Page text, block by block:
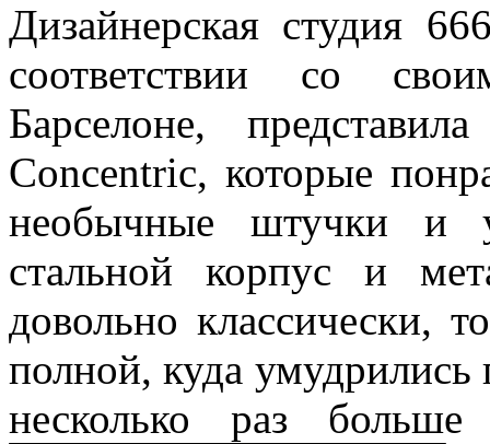
Дизайнерская студия
соответствии со
Барселоне,
Concentric, которые
необычные штучки и
стальной корпус и
довольно классически,
полной, куда умудрились
несколько раз